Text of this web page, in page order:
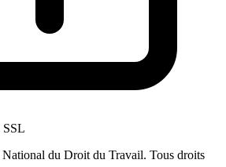
SSL
du Droit du Travail. Tous droits